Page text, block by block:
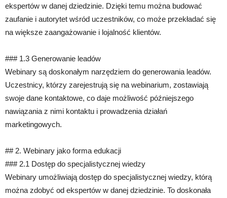
ekspertów w danej dziedzinie. Dzięki temu można budować
zaufanie i autorytet wśród uczestników, co może przekładać się
na większe zaangażowanie i lojalność klientów.
### 1.3 Generowanie leadów
Webinary są doskonałym narzędziem do generowania leadów.
Uczestnicy, którzy zarejestrują się na webinarium, zostawiają
swoje dane kontaktowe, co daje możliwość późniejszego
nawiązania z nimi kontaktu i prowadzenia działań
marketingowych.
## 2. Webinary jako forma edukacji
### 2.1 Dostęp do specjalistycznej wiedzy
Webinary umożliwiają dostęp do specjalistycznej wiedzy, którą
można zdobyć od ekspertów w danej dziedzinie. To doskonała